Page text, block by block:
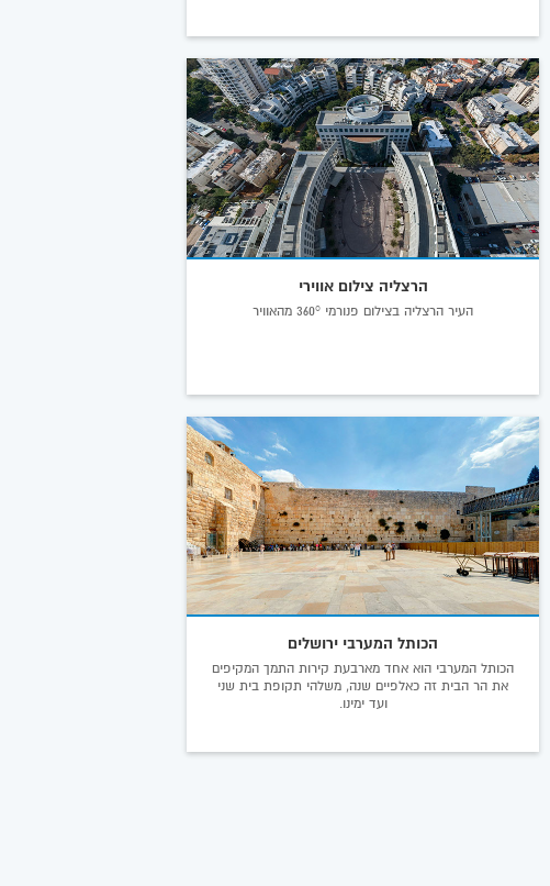
הרצליה צילום אווירי
העיר הרצליה בצילום פנורמי 360° מהאוויר
הכותל המערבי ירושלים
הכותל המערבי הוא אחד מארבעת קירות התמך המקיפים
את הר הבית זה כאלפיים שנה, משלהי תקופת בית שני
ועד ימינו.